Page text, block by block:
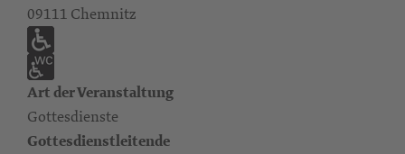
09111 Chemnitz
Art der Veranstaltung
Gottesdienste
Gottesdienstleitende